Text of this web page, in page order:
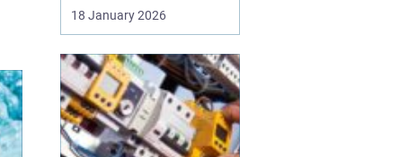
starter det med hygge,
at dæmpe uro og svære
følelser på. Langsomt
flytter alkoholen græns...
18 January 2026